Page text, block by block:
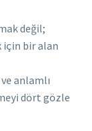
değil;
için bir alan
anlamlı
dört gözle